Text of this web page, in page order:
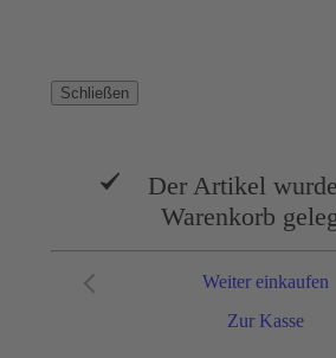
Schließen
Der Artikel
Warenkorb
Zur Kasse
Weiter einkaufen